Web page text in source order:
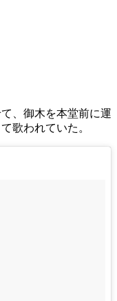
、御木を本堂前に運
歌われていた。